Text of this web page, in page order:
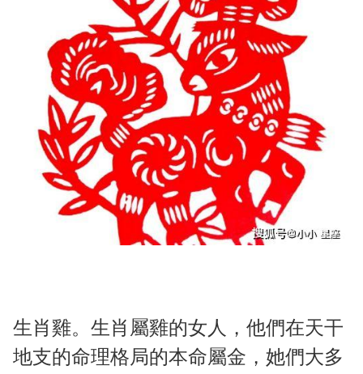
生肖雞。生肖屬雞的女人，他們在天干
地支的命理格局的本命屬金，她們大多